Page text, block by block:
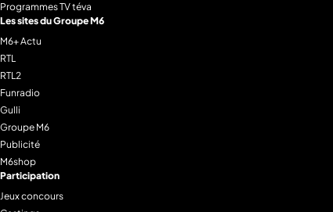
Programmes TV téva
Les sites du Groupe M6
M6+ Actu
RTL
RTL2
Funradio
Gulli
Groupe M6
Publicité
M6shop
Participation
Jeux concours